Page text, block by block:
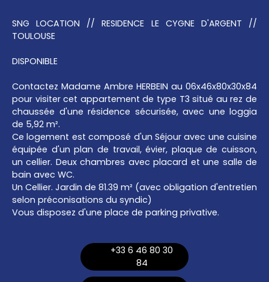
SNG LOCATION // RESIDENCE LE CYGNE D'ARGENT //
TOULOUSE
DISPONIBLE
Contactez Madame Ambre HERBEIN au 06x46x80x30x84
pour visiter cet appartement de type T3 situé au rez de
chaussée d'une résidence sécurisée, avec une loggia
de 5,92 m².
Ce logement est composé d'un Séjour avec une cuisine
équipée d'un plan de travail, évier, plaque de cuisson,
un cellier. Deux chambres avec placard et une salle de
bain avec WC.
Un Cellier. Jardin de 81.39 m² (avec obligation d'entretien
selon préconisations du syndic)
Vous disposez d'une place de parking privative.
+33 6 46 80 30
84